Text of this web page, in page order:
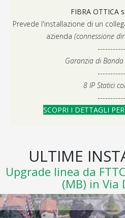
FIBRA OTTICA
Prevede l'installazione di un
azienda (connessione
Garanzia di Banda
8 IP Statici
SCOPRI I DETTAGLI
ULTIME
Upgrade linea da
(MB) in Via